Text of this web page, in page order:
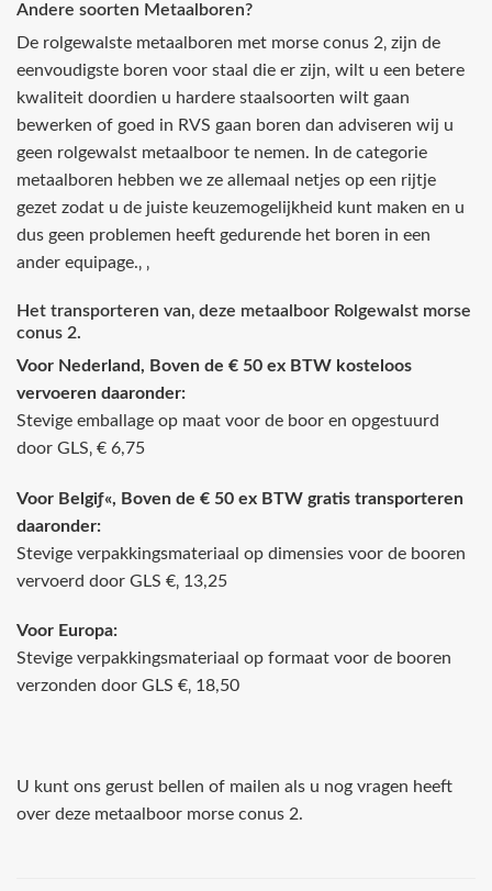
Andere soorten Metaalboren?
De rolgewalste metaalboren met morse conus 2‚ zijn de
eenvoudigste boren voor staal die er zijn, wilt u een betere
kwaliteit doordien u hardere staalsoorten wilt gaan
bewerken of goed in RVS gaan boren dan adviseren wij u
geen rolgewalst metaalboor te nemen. In de categorie
metaalboren hebben we ze allemaal netjes op een rijtje
gezet zodat u de juiste keuzemogelijkheid kunt maken en u
dus geen problemen heeft gedurende het boren in een
ander equipage.‚ ‚
Het transporteren van‚ deze metaalboor Rolgewalst morse
conus 2.
Voor Nederland, Boven de € 50 ex BTW kosteloos
vervoeren daaronder:
Stevige emballage op maat voor de boor en opgestuurd
door GLS‚ € 6,75
Voor Belgiƒ«, Boven de € 50 ex BTW gratis transporteren
daaronder:
Stevige verpakkingsmateriaal op dimensies voor de booren
vervoerd door GLS €‚ 13,25
Voor Europa:
Stevige verpakkingsmateriaal op formaat voor de booren
verzonden door GLS €‚ 18,50
U kunt ons gerust bellen of mailen als u nog vragen heeft
over deze metaalboor morse conus 2.